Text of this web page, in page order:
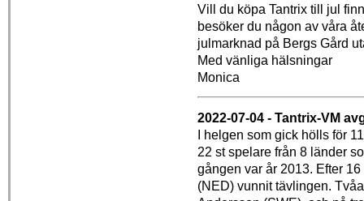
Vill du köpa Tantrix till jul
besöker du någon av våra
julmarknad på Bergs Gård
Med vänliga hälsningar
Monica
2022-07-04 - Tantrix-VM
I helgen som gick hölls för
22 st spelare från 8 länder
gången var år 2013. Efter
(NED) vunnit tävlingen.